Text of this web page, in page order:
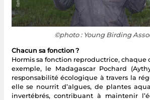
©photo : Young Birding
Chacun sa fonction ?
Hormis sa fonction reproductrice, chaque
exemple, le Madagascar Pochard
responsabilité écologique à travers la
elle se nourrit d’algues, de plantes
invertébrés, contribuant à maintenir